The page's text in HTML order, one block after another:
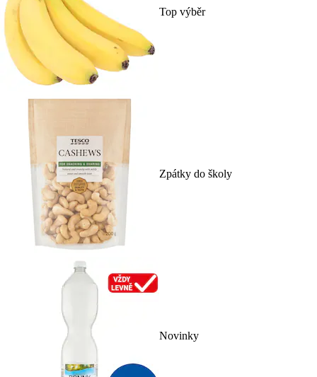
Top výběr
Zpátky do školy
Novinky